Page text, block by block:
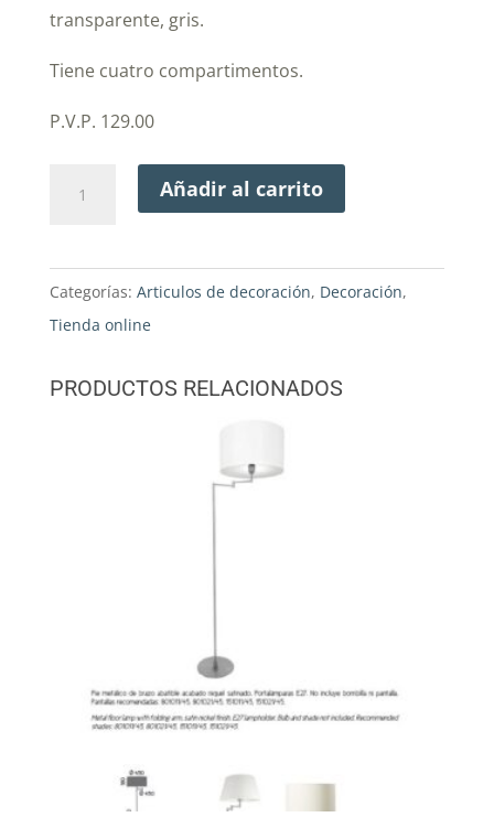
transparente, gris.
Tiene cuatro compartimentos.
P.V.P. 129.00 
Añadir al carrito
Categorías: Articulos de decoración, Decoración,
Tienda online
PRODUCTOS RELACIONADOS